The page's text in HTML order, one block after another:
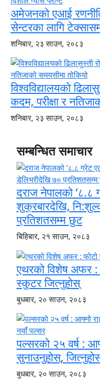
अमेजनको एआई
सेन्टरका लागि
शनिबार, २३ साउन, २०८३
विश्वविद्यालयको
कदम, परीक्षा र
शनिबार, २३ साउन, २०८३
सम्बन्धित समाचार
दराज नेपालको ‘८.८
शुक्रबारदेखि,
प्रतिशतसम्म छुट
बिहिबार, २१ साउन, २०८३
एथरको विशेष अफर :
स्कुटर जित्नुहोस्
बुधबार, २० साउन, २०८३
पल्सरको २५ वर्ष :
सुनाउनुहोस्,
बुधबार, २० साउन, २०८३